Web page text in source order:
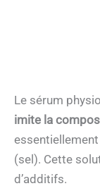
Le sérum
imite la
essentiellement
(sel). Cette
d’additifs.